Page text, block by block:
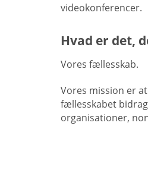
videokonferencer.
Hvad er det,
Vores fællesskab.
Vores mission er
fællesskabet
organisationer,